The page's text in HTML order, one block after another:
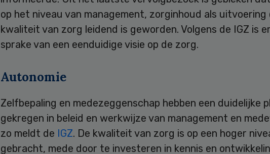
op het niveau van management, zorginhoud als uitvoering
kwaliteit van zorg leidend is geworden. Volgens de IGZ is
sprake van een eenduidige visie op de zorg.
Autonomie
Zelfbepaling en medezeggenschap hebben een duidelijke
gekregen in beleid en werkwijze van management en
zo meldt de IGZ. De kwaliteit van zorg is op een hoger
gebracht, mede door te investeren in kennis en